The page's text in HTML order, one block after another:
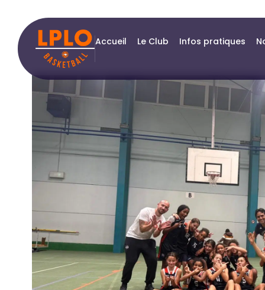
Accueil Le Club Infos pratiques